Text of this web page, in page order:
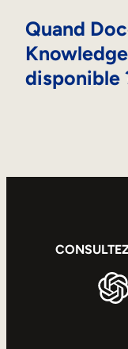
Quand
disponible